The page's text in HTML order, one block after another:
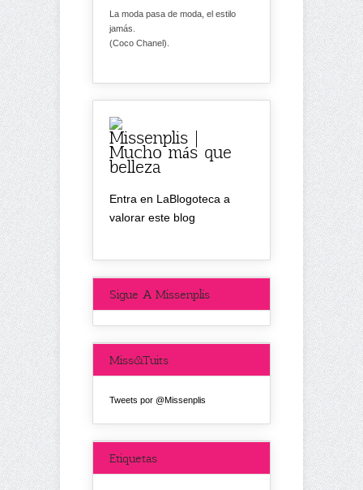
La moda pasa de moda, el estilo
jamás.
(Coco Chanel).
Missenplis |
Mucho más que
belleza
Entra en LaBlogoteca a
valorar este blog
Sigue A Missenplis
Miss&Tuits
Tweets por @Missenplis
Etiquetas